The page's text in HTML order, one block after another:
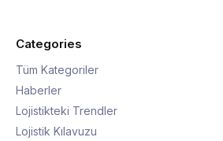
Categories
Tüm Kategoriler
Haberler
Lojistikteki Trendler
Lojistik Kılavuzu